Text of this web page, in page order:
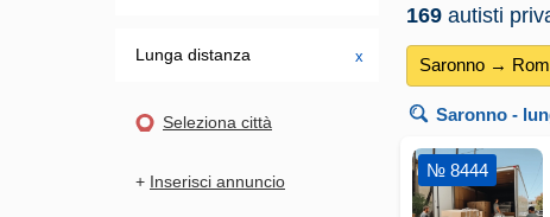
Lunga distanza х
Seleziona città
+ Inserisci annuncio
169 autisti
Saronno →
Saronno -
№ 8444